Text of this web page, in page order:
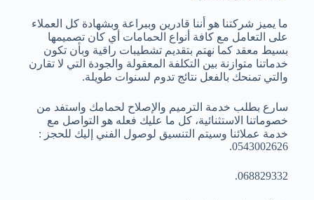
ما يميز شركتنا هو أننا قادرين وببراعة وبشهادة كل العملاء
على التعامل مع كافة أنواع الحمامات أي كان تصميمها
بسيط معقد كما نهتم بتقديم تشطيبات راقية وبأن تكون
خدماتنا متوازنة بين التكلفة المعقولة والجودة التي لا تقارن
والتي تمنحك بالفعل نتائج تدوم لسنوات طويلة.
سارع بطلب خدمة الترميم والإصلاح لحمامك واستفد من
خصوماتنا الاستثنائية، كل ما عليك فعله هو التواصل مع
خدمة عملائنا وسيتم التنسيق لوصول الفني إليك للحجز :
0543002626.
068829332.